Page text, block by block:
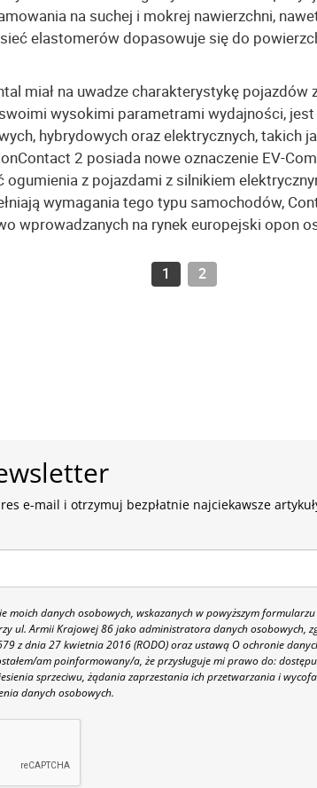
na suchej i mokrej nawierzchni,
elastomerów dopasowuje się do
miał na uwadze charakterystykę
wysokimi parametrami wydajności,
hybrydowych oraz elektrycznych, takich
2 posiada nowe oznaczenie EV-
z pojazdami z silnikiem
wymagania tego typu samochodów,
wprowadzanych na rynek europejski opon
1 2
e-mail i otrzymuj bezpłatnie najciekawsze
moich danych osobowych, wskazanych w powyższym
ul. Armii Krajowej 86 jako administratora danych osobowych,
z dnia 27 kwietnia 2016 (RODO) oraz ustawą O ochronie
am poinformowany/a, że przysługuje mi prawo do:
sprzeciwu, żądania zaprzestania ich przetwarzania i
danych osobowych.